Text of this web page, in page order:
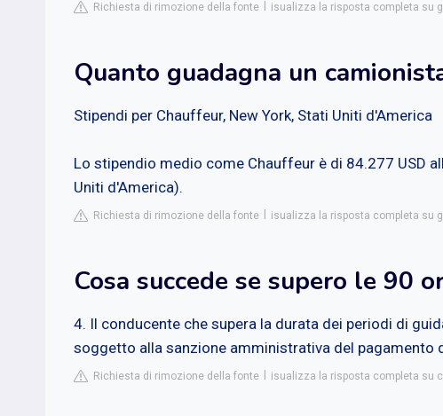
Richiesta di rimozione della fonte isualizza la risposta completa su
Quanto guadagna un
Stipendi per Chauffeur, New York, Stati Uniti d'America
Lo stipendio medio come Chauffeur è di 84.277 USD
Uniti d'America).
Richiesta di rimozione della fonte isualizza la risposta completa su
Cosa succede se supero le 90
4. Il conducente che supera la durata dei periodi di
soggetto alla sanzione amministrativa del pagamento
Richiesta di rimozione della fonte isualizza la risposta completa su